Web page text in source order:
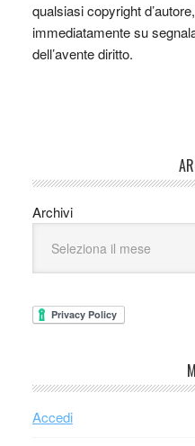
qualsiasi copyright
immediatamente su
dell’avente diritto.
Archivi
Accedi